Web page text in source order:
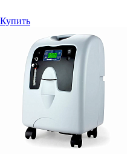
Купить